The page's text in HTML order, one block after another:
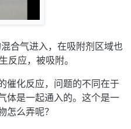
合气进入，在吸附剂区域也
反应，被吸附。
催化反应，问题的不同在于
体是一起通入的。这个是一
怎么弄呢？